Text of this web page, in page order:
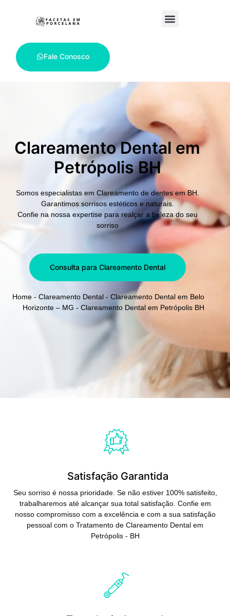
Fale Conosco
Clareamento Dental em
Petrópolis BH
Somos especialistas em Clareamento de dentes em BH.
Garantimos sorrisos estéticos e naturais.
Confie na nossa expertise para realçar a beleza do seu
sorriso
Consulta para Clareamento Dental
Home - Clareamento Dental - Clareamento Dental em Belo
Horizonte – MG - Clareamento Dental em Petrópolis BH
Satisfação Garantida
Seu sorriso é nossa prioridade. Se não estiver 100% satisfeito,
trabalharemos até alcançar sua total satisfação. Confie em
nosso compromisso com a excelência e com a sua satisfação
pessoal com o Tratamento de Clareamento Dental em
Petrópolis - BH